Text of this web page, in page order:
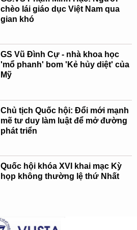
chèo lái giáo dục Việt Nam qua
gian khó
GS Vũ Đình Cự - nhà khoa học
'mổ phanh' bom 'Kẻ hủy diệt' của
Mỹ
Chủ tịch Quốc hội: Đổi mới mạnh
mẽ tư duy làm luật để mở đường
phát triển
Quốc hội khóa XVI khai mạc Kỳ
họp không thường lệ thứ Nhất